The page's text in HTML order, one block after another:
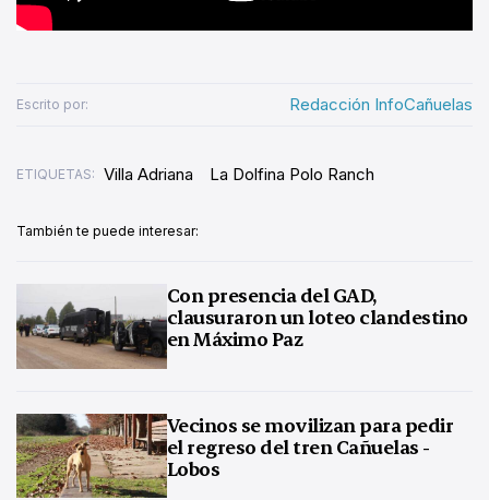
Escrito por: Redacción InfoCañuelas
ETIQUETAS: Villa Adriana La Dolfina Polo Ranch
También te puede interesar:
Con presencia del GAD,
clausuraron un loteo clandestino
en Máximo Paz
Vecinos se movilizan para pedir
el regreso del tren Cañuelas -
Lobos